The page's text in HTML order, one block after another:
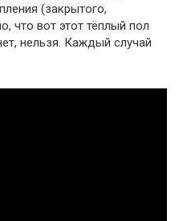
(закрытого,
что вот этот тёплый пол
нельзя. Каждый случай